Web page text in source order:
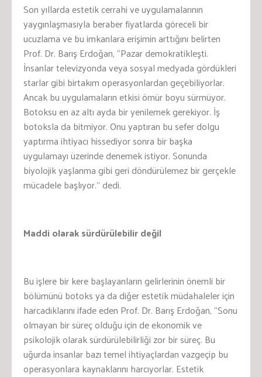
Son yıllarda estetik cerrahi ve uygulamalarının
yaygınlaşmasıyla beraber fiyatlarda göreceli bir
ucuzlama ve bu imkanlara erişimin arttığını belirten
Prof. Dr. Barış Erdoğan, “Pazar demokratikleşti.
İnsanlar televizyonda veya sosyal medyada gördükleri
starlar gibi birtakım operasyonlardan geçebiliyorlar.
Ancak bu uygulamaların etkisi ömür boyu sürmüyor.
Botoksu en az altı ayda bir yenilemek gerekiyor. İş
botoksla da bitmiyor. Onu yaptıran bu sefer dolgu
yaptırma ihtiyacı hissediyor sonra bir başka
uygulamayı üzerinde denemek istiyor. Sonunda
biyolojik yaşlanma gibi geri döndürülemez bir gerçekle
mücadele başlıyor.” dedi.
Maddi olarak sürdürülebilir değil
Bu işlere bir kere başlayanların gelirlerinin önemli bir
bölümünü botoks ya da diğer estetik müdahaleler için
harcadıklarını ifade eden Prof. Dr. Barış Erdoğan, “Sonu
olmayan bir süreç olduğu için de ekonomik ve
psikolojik olarak sürdürülebilirliği zor bir süreç. Bu
uğurda insanlar bazı temel ihtiyaçlardan vazgeçip bu
operasyonlara kaynaklarını harcıyorlar. Estetik